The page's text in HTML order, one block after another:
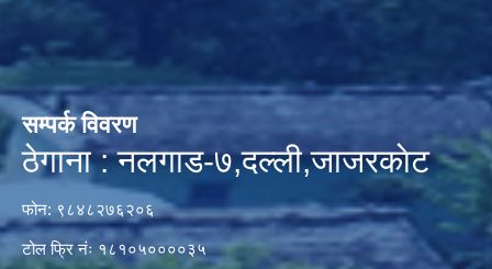
सम्पर्क विवरण
ठेगाना : नलगाड-७,दल्ली,जाजरकाेट
फोन: ९८४८२७६२०६
टोल फ्रि नंः १८१०५००००३५